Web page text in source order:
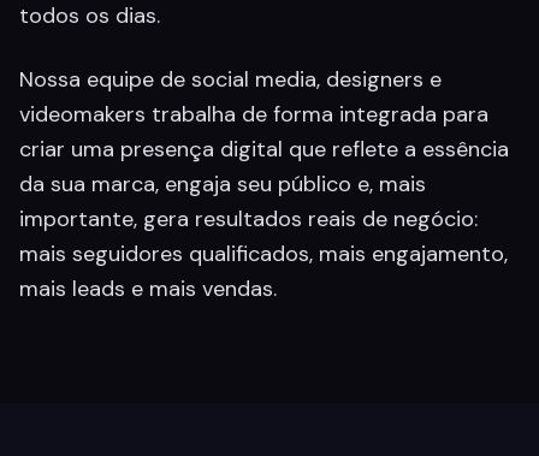
todos os dias.
Nossa equipe de social media, designers e
videomakers trabalha de forma integrada para
criar uma presença digital que reflete a essência
da sua marca, engaja seu público e, mais
importante, gera resultados reais de negócio:
mais seguidores qualificados, mais engajamento,
mais leads e mais vendas.